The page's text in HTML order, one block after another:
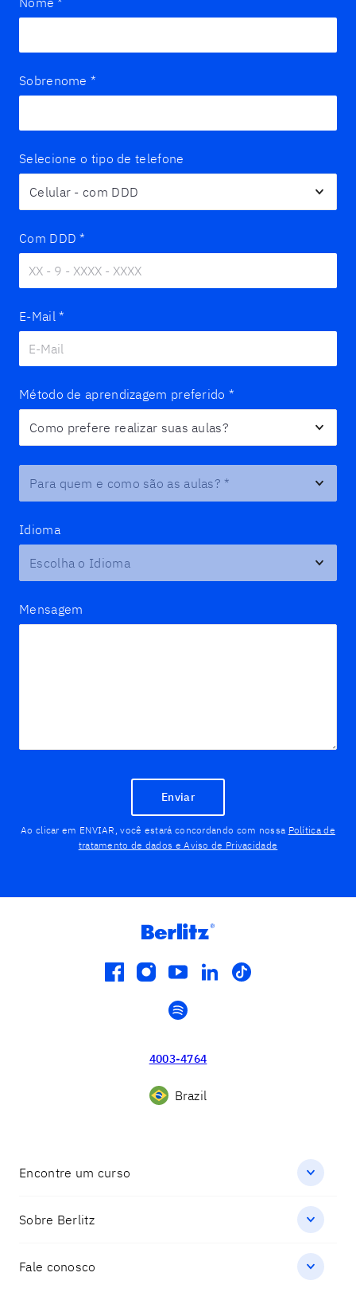
Sobrenome *
Selecione o tipo de telefone
Com DDD *
E-Mail *
Método de aprendizagem preferido *
Idioma
Mensagem
Enviar
Ao clicar em ENVIAR, você estará concordando com nossa Política de
tratamento de dados e Aviso de Privacidade
facebook
instagram
youtube
linkedin
tiktok
spotify
4003-4764
Brazil
Encontre um curso
Sobre Berlitz
Fale conosco